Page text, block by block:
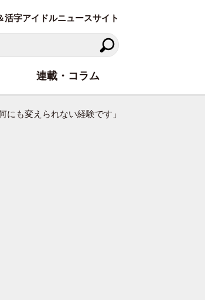
字アイドルニュースサイト
も変えられない経験です」
連載・コラム